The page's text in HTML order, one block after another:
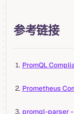
参考链接
PromQL
Prometheus
promql-parser